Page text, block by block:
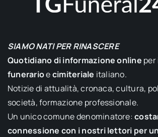
SIAMO NATI PER RINASCERE
Quotidiano di informazione online per
funerarioecimiteriale italiano.
Notizie di attualità, cronaca, cultura,
società, formazione professionale.
Un unico comune denominatore:
connessione con i nostri lettori per